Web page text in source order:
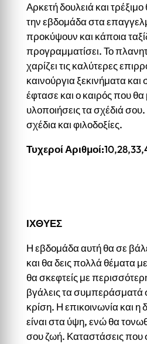
Αρκετή δουλειά και τρέξιμο
την εβδομάδα στα
προκύψουν και κάποια
προγραμματίσει. Το
χαρίζει τις καλύτερες
καινούργια ξεκινήματα
έφτασε και ο καιρός που
υλοποιήσεις τα σχέδιά
σχέδια και φιλοδοξίες.
Τυχεροί Αριθμοί:
ΙΧΘΥΕΣ
Η εβδομάδα αυτή θα σε
και θα δεις πολλά θέματα
θα σκεφτείς με
βγάλεις τα συμπεράσματά
κρίση. Η επικοινωνία και η
είναι στα ύψη, ενώ θα
σου ζωή. Καταστάσεις που